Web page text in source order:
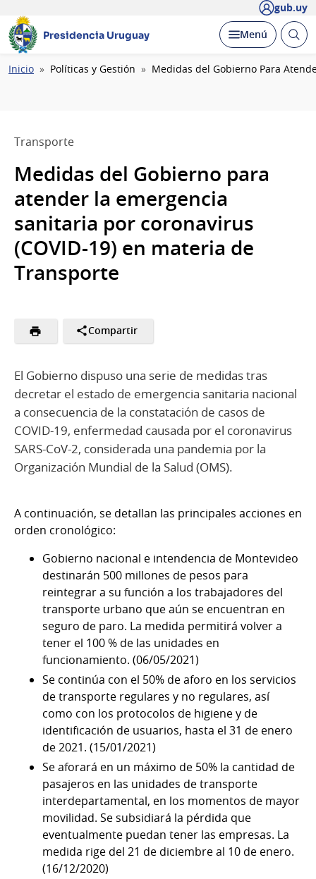
gub.uy
Presidencia Uruguay Desplegar
Menú Abrir
Ruta
Inicio Políticas y Gestión Medidas del Gobierno Para
Transporte
Medidas del Gobierno para
atender la emergencia
sanitaria por coronavirus
(COVID-19) en materia de
Transporte
Compartir
El Gobierno dispuso una serie de medidas tras
decretar el estado de emergencia sanitaria nacional
a consecuencia de la constatación de casos de
COVID-19, enfermedad causada por el coronavirus
SARS-CoV-2, considerada una pandemia por la
Organización Mundial de la Salud (OMS).
A continuación, se detallan las principales acciones en
orden cronológico:
Gobierno nacional e intendencia de Montevideo
destinarán 500 millones de pesos para
reintegrar a su función a los trabajadores del
transporte urbano que aún se encuentran en
seguro de paro. La medida permitirá volver a
tener el 100 % de las unidades en
funcionamiento. (06/05/2021)
Se continúa con el 50% de aforo en los servicios
de transporte regulares y no regulares, así
como con los protocolos de higiene y de
identificación de usuarios, hasta el 31 de enero
de 2021. (15/01/2021)
Se aforará en un máximo de 50% la cantidad de
pasajeros en las unidades de transporte
interdepartamental, en los momentos de mayor
movilidad. Se subsidiará la pérdida que
eventualmente puedan tener las empresas. La
medida rige del 21 de diciembre al 10 de enero.
(16/12/2020)